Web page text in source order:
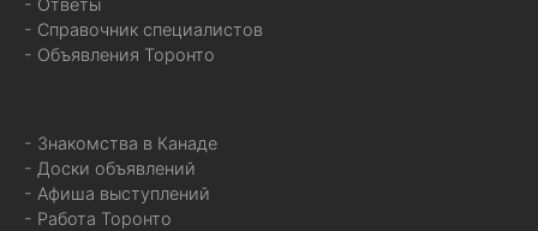
- Ответы
- Справочник специалистов
- Объявления Торонто
- Знакомства в Канаде
- Доски объявлений
- Афиша выступлений
- Работа Торонто